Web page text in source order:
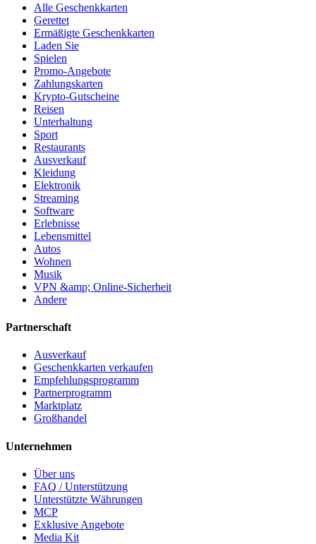
Alle Geschenkkarten
Gerettet
Ermäßigte Geschenkkarten
Laden Sie
Spielen
Promo-Angebote
Zahlungskarten
Krypto-Gutscheine
Reisen
Unterhaltung
Sport
Restaurants
Ausverkauf
Kleidung
Elektronik
Streaming
Software
Erlebnisse
Lebensmittel
Autos
Wohnen
Musik
VPN &amp; Online-Sicherheit
Andere
Partnerschaft
Ausverkauf
Geschenkkarten verkaufen
Empfehlungsprogramm
Partnerprogramm
Marktplatz
Großhandel
Unternehmen
Über uns
FAQ / Unterstützung
Unterstützte Währungen
MCP
Exklusive Angebote
Media Kit